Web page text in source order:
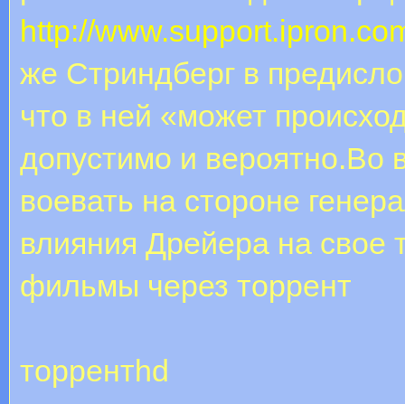
http://
же Стриндберг в
что в ней «может
допустимо и вероятно.Во
воевать на стороне
влияния Дрейера на свое
фильмы через торрент
торрентhd